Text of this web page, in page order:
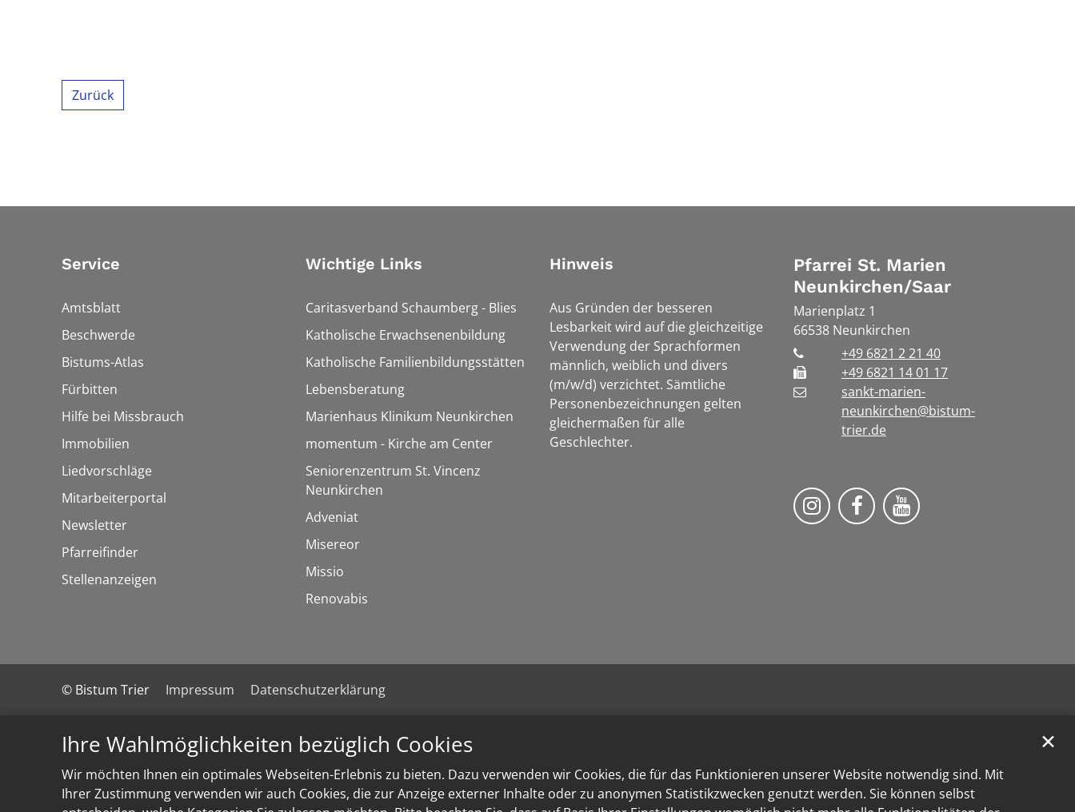
Ihre Wahlmöglichkeiten bezüglich Cookies
Wir möchten Ihnen ein optimales Webseiten-Erlebnis zu bieten. Dazu verwenden wir Cookies, die für das Funktionieren unserer Website notwendig sind. Mit
Ihrer Zustimmung verwenden wir auch Cookies, die zur Anzeige externer Inhalte oder zu anonymen Statistikzwecken genutzt werden. Sie können selbst
✕
Zurück
Service
Amtsblatt
Beschwerde
Bistums-Atlas
Fürbitten
Hilfe bei Missbrauch
Immobilien
Liedvorschläge
Mitarbeiterportal
Newsletter
Pfarreifinder
Stellenanzeigen
Wichtige Links
Caritasverband Schaumberg - Blies
Katholische Erwachsenenbildung
Katholische Familienbildungsstätten
Lebensberatung
Marienhaus Klinikum Neunkirchen
momentum - Kirche am Center
Seniorenzentrum St. Vincenz
Neunkirchen
Adveniat
Misereor
Missio
Renovabis
Hinweis
Aus Gründen der besseren
Lesbarkeit wird auf die gleichzeitige
Verwendung der Sprachformen
männlich, weiblich und divers
(m/w/d) verzichtet. Sämtliche
Personenbezeichnungen gelten
gleichermaßen für alle
Geschlechter.
Pfarrei St. Marien
Neunkirchen/Saar
Marienplatz 1
66538 Neunkirchen
+49 6821 2 21 40
+49 6821 14 01 17
sankt-marien-
neunkirchen@bistum-
trier.de
Bistum Trier auf Instragram
Die Pfarrei auf Facebook
Die Pfarrei auf
© Bistum Trier Impressum Datenschutzerklärung